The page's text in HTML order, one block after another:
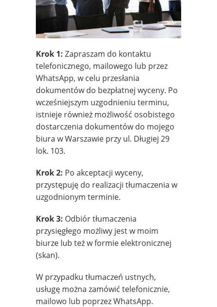
Krok 1: Zapraszam do kontaktu
telefonicznego, mailowego lub przez
WhatsApp, w celu przesłania
dokumentów do bezpłatnej wyceny. Po
wcześniejszym uzgodnieniu terminu,
istnieje również możliwość osobistego
dostarczenia dokumentów do mojego
biura w Warszawie przy ul. Długiej 29
lok. 103.
Krok 2: Po akceptacji wyceny,
przystępuję do realizacji tłumaczenia w
uzgodnionym terminie.
Krok 3: Odbiór tłumaczenia
przysięgłego możliwy jest w moim
biurze lub też w formie elektronicznej
(skan).
W przypadku tłumaczeń ustnych,
usługę można zamówić telefonicznie,
mailowo lub poprzez WhatsApp.